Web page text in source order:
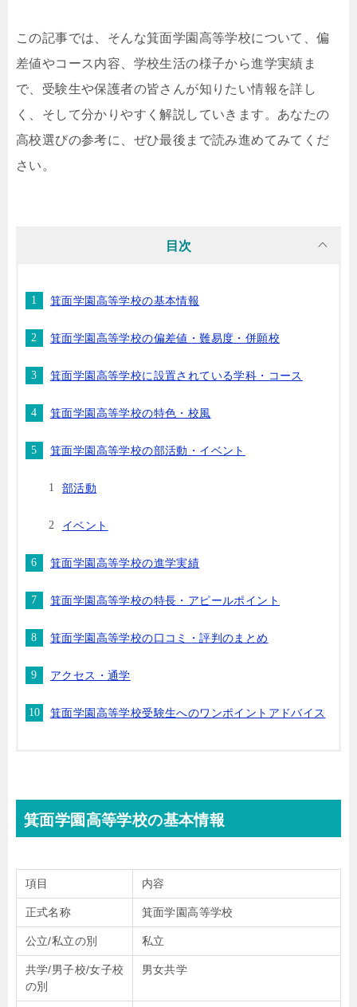
この記事では、そんな箕面学園高等学校について、偏
差値やコース内容、学校生活の様子から進学実績ま
で、受験生や保護者の皆さんが知りたい情報を詳し
く、そして分かりやすく解説していきます。あなたの
高校選びの参考に、ぜひ最後まで読み進めてみてくだ
さい。
目次
箕面学園高等学校の基本情報
箕面学園高等学校の偏差値・難易度・併願校
箕面学園高等学校に設置されている学科・コース
箕面学園高等学校の特色・校風
箕面学園高等学校の部活動・イベント
部活動
イベント
箕面学園高等学校の進学実績
箕面学園高等学校の特長・アピールポイント
箕面学園高等学校の口コミ・評判のまとめ
アクセス・通学
箕面学園高等学校受験生へのワンポイントアドバイス
箕面学園高等学校の基本情報
項目 内容
正式名称 箕面学園高等学校
公立/私立の別 私立
共学/男子校/女子校
の別
男女共学